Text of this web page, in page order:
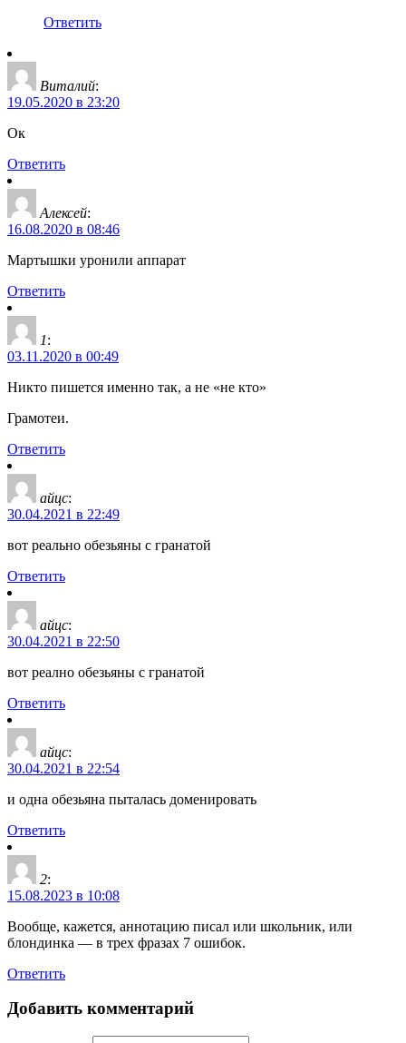
Ответить
Виталий:
19.05.2020 в 23:20
Ок
Ответить
Алексей:
16.08.2020 в 08:46
Мартышки уронили аппарат
Ответить
1:
03.11.2020 в 00:49
Никто пишется именно так, а не «не кто»
Грамотеи.
Ответить
айцс:
30.04.2021 в 22:49
вот реально обезьяны с гранатой
Ответить
айцс:
30.04.2021 в 22:50
вот реално обезьяны с гранатой
Ответить
айцс:
30.04.2021 в 22:54
и одна обезьяна пыталась доменировать
Ответить
2:
15.08.2023 в 10:08
Вообще, кажется, аннотацию писал или школьник, или
блондинка — в трех фразах 7 ошибок.
Ответить
Добавить комментарий